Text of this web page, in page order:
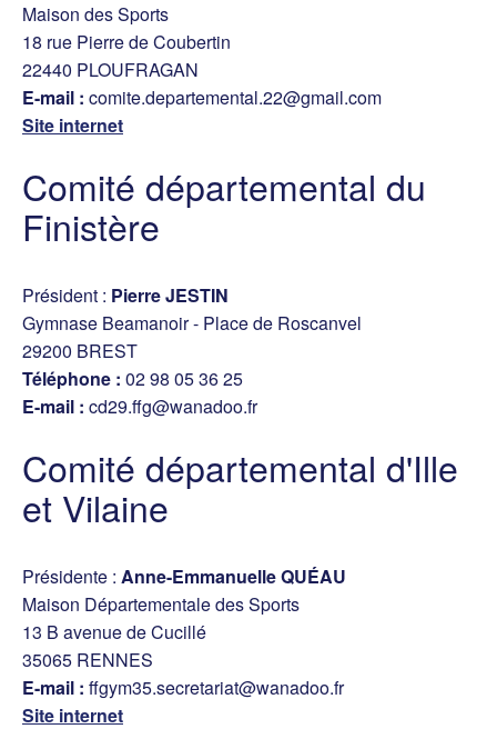
Maison des Sports
18 rue Pierre de Coubertin
22440 PLOUFRAGAN
E-mail : comite.departemental.22@gmail.com
Site internet
Comité départemental du
Finistère
Président : Pierre JESTIN
Gymnase Beamanoir - Place de Roscanvel
29200 BREST
Téléphone : 02 98 05 36 25
E-mail : cd29.ffg@wanadoo.fr
Comité départemental d'Ille
et Vilaine
Présidente : Anne-Emmanuelle QUÉAU
Maison Départementale des Sports
13 B avenue de Cucillé
35065 RENNES
E-mail : ffgym35.secretariat@wanadoo.fr
Site internet